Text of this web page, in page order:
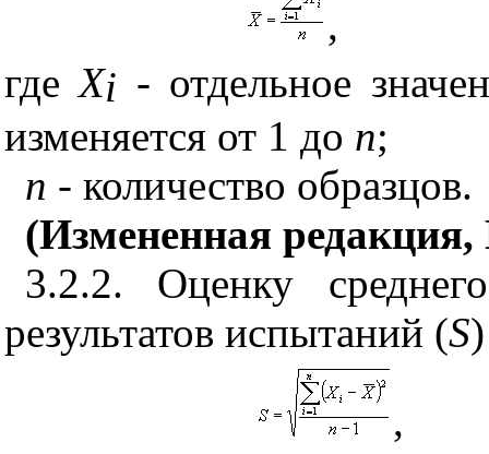
,
гдеXi - отдельное
изменяется от 1 до n;
n - количество образцов.
(Измененная
3.2.2. Оценку
результатов испытаний (S
,